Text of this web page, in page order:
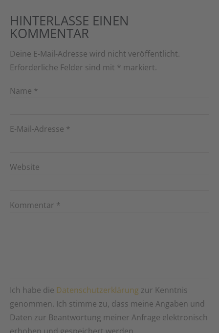
HINTERLASSE EINEN
KOMMENTAR
Deine E-Mail-Adresse wird nicht veröffentlicht.
Erforderliche Felder sind mit * markiert.
Name *
E-Mail-Adresse *
Website
Kommentar *
Ich habe die Datenschutzerklärung zur Kenntnis
genommen. Ich stimme zu, dass meine Angaben und
Daten zur Beantwortung meiner Anfrage elektronisch